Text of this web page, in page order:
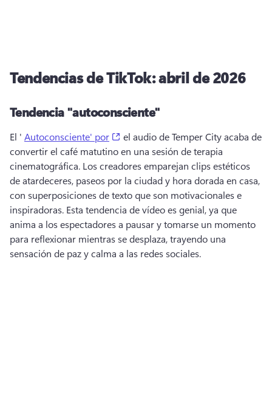
Tendencias de TikTok: abril de 2026
Tendencia "autoconsciente"
El ' Autoconsciente' por (opens in a new tab)
el audio de Temper City acaba de
convertir el café matutino en una sesión de terapia
cinematográfica. Los creadores emparejan clips estéticos
de atardeceres, paseos por la ciudad y hora dorada en casa,
con superposiciones de texto que son motivacionales e
inspiradoras. Esta tendencia de vídeo es genial, ya que
anima a los espectadores a pausar y tomarse un momento
para reflexionar mientras se desplaza, trayendo una
sensación de paz y calma a las redes sociales.